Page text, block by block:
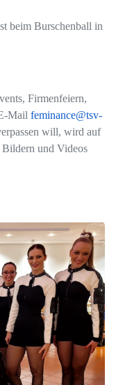
beim Burschenball in
Firmenfeiern,
Mail feminance@tsv-
will, wird auf
und Videos